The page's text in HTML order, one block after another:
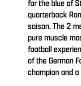
for the blue of
quarterback
saison. The 2
pure muscle
football
of the German
champion and